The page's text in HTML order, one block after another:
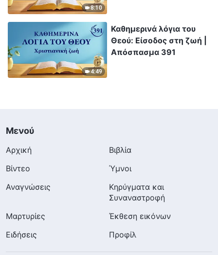
8:10
4:49
Καθημερινά λόγια του
Θεού: Είσοδος στη ζωή |
Απόσπασμα 391
Μενού
Αρχική
Βιβλία
Βίντεο
Ύμνοι
Αναγνώσεις
Κηρύγματα και
Συναναστροφή
Μαρτυρίες
Έκθεση εικόνων
Ειδήσεις
Προφίλ